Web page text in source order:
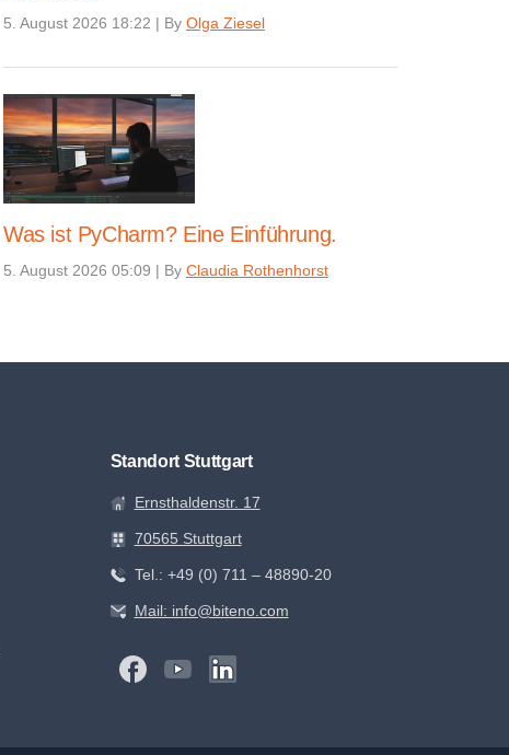
5. August 2026 18:22 | By Olga Ziesel
Was ist PyCharm? Eine Einführung.
5. August 2026 05:09 | By Claudia Rothenhorst
Standort Stuttgart
Ernsthaldenstr. 17
70565 Stuttgart
Tel.: +49 (0) 711 – 48890-20
Mail: info@biteno.com